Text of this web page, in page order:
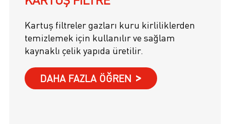
Kartuş filtreler gazları kuru kirliliklerden
temizlemek için kullanılır ve sağlam
kaynaklı çelik yapıda üretilir.
DAHA FAZLA ÖĞREN